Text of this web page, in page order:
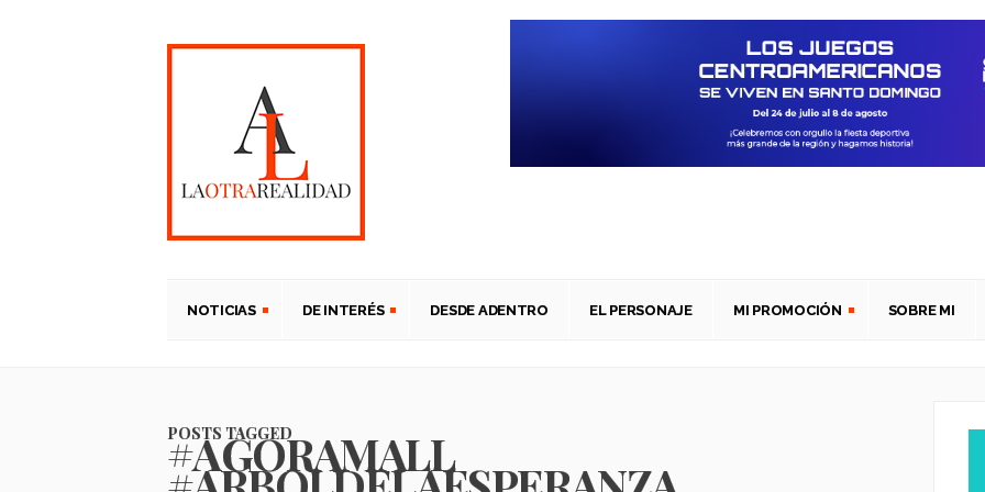
NOTICIAS DE INTERÉS DESDE ADENTRO EL PERSONAJE MI PROMOCIÓN SOBRE MI
POSTS TAGGED
#AGORAMALL